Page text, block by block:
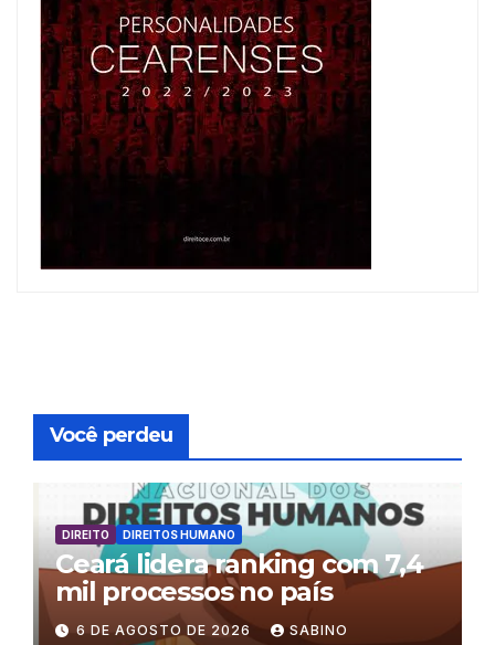
Você perdeu
DIREITO DIREITOS HUMANO
Ceará lidera ranking com 7,4
mil processos no país
6 DE AGOSTO DE 2026 SABINO